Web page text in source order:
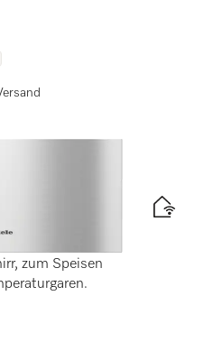
29cm Höhe
zum Speisen